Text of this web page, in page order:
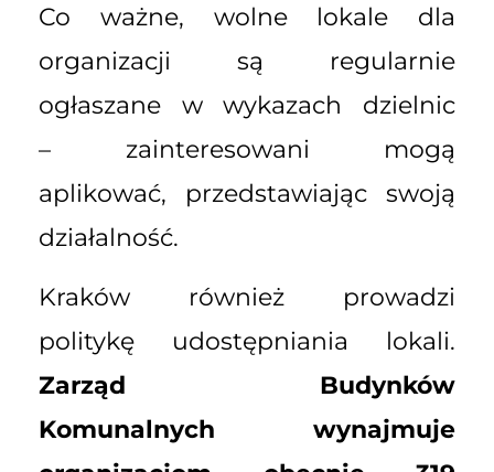
Co ważne, wolne lokale dla
organizacji są regularnie
ogłaszane w wykazach dzielnic
– zainteresowani mogą
aplikować, przedstawiając swoją
działalność.
Kraków również prowadzi
politykę udostępniania lokali.
Zarząd Budynków
Komunalnych wynajmuje